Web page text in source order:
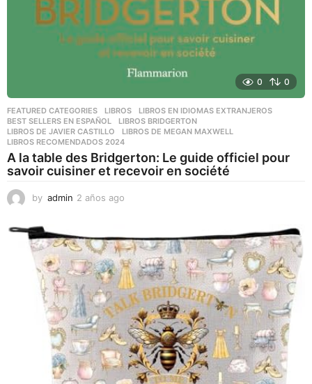
0 0
FEATURED CATEGORIES ,LIBROS ,LIBROS EN IDIOMAS EXTRANJEROS
BEST SELLERS EN ESPAÑOL
,LIBROS BRIDGERTON
LIBROS DE JAVIER CASTILLO
,LIBROS DE MEGAN MAXWELL
LIBROS RECOMENDADOS 2024
A la table des Bridgerton: Le guide officiel pour
savoir cuisiner et recevoir en société
by admin 2 años ago
o
s
a
g
o